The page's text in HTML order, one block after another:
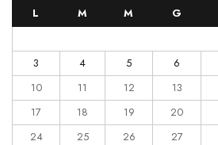
L M M G
3
4 5 6
10
11 12 13
17
18 19 20
24
25 26 27